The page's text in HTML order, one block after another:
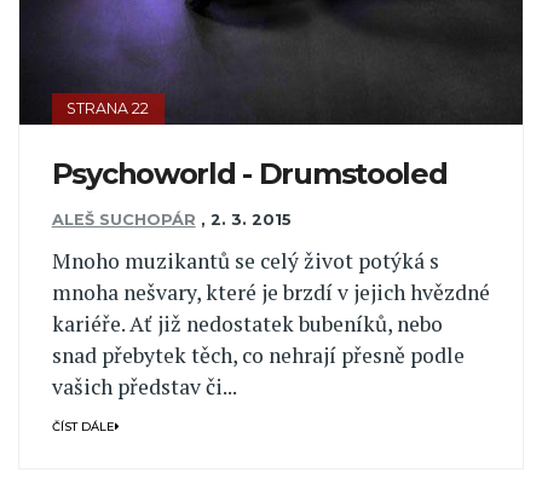
STRANA 22
Psychoworld - Drumstooled
ALEŠ SUCHOPÁR , 2. 3. 2015
Mnoho muzikantů se celý život potýká s
mnoha nešvary, které je brzdí v jejich hvězdné
kariéře. Ať již nedostatek bubeníků, nebo
snad přebytek těch, co nehrají přesně podle
vašich představ či...
ČÍST DÁLE